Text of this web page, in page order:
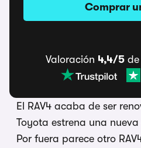
El RAV4 acaba de ser
Toyota estrena una
Por fuera parece otro
Comprar
Valoración 4,4/5 de